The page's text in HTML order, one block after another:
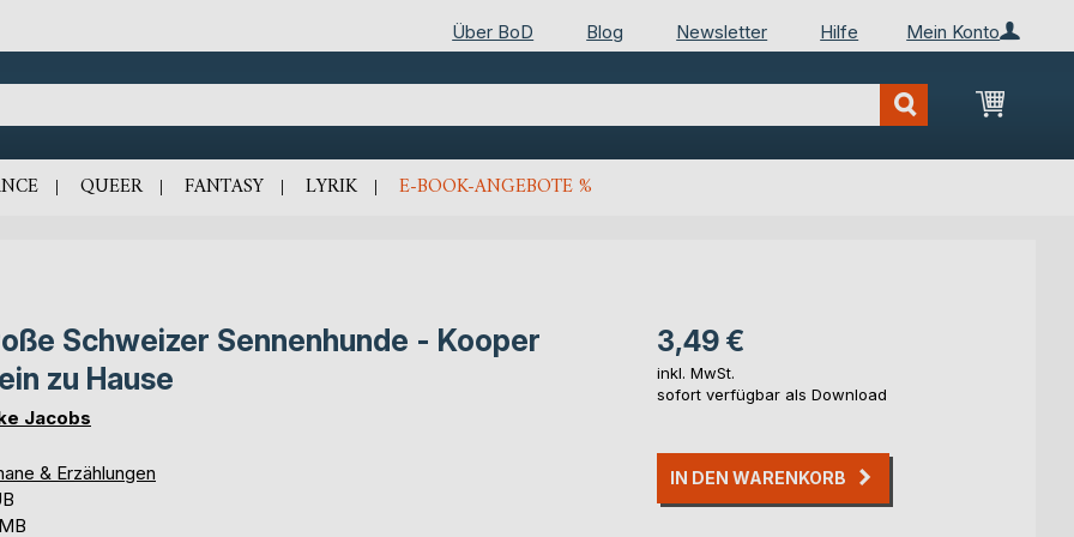
Mein Konto
Über BoD Blog Newsletter Hilfe
Mein
QUEER FANTASY LYRIK E-BOOK-ANGEBOTE %
Schweizer Sennenhunde - Kooper
zu Hause
Jacobs
& Erzählungen
3,49 €
inkl. MwSt.
sofort verfügbar als Download
IN DEN WARENKORB